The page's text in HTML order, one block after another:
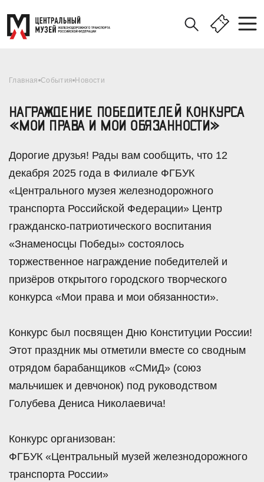
Главная События Новости
НАГРАЖДЕНИЕ ПОБЕДИТЕЛЕЙ КОНКУРСА
«МОИ ПРАВА И МОИ ОБЯЗАННОСТИ»
Дорогие друзья! Рады вам сообщить, что 12
декабря 2025 года в Филиале ФГБУК
«Центрального музея железнодорожного
транспорта Российской Федерации» Центр
гражданско-патриотического воспитания
«Знаменосцы Победы» состоялось
торжественное награждение победителей и
призёров открытого городского творческого
конкурса «Мои права и мои обязанности».
Конкурс был посвящен Дню Конституции России!
Этот праздник мы отметили вместе со сводным
отрядом барабанщиков «СМиД» (союз
мальчишек и девчонок) под руководством
Голубева Дениса Николаевича!
Конкурс организован:
ФГБУК «Центральный музей железнодорожного
транспорта России»